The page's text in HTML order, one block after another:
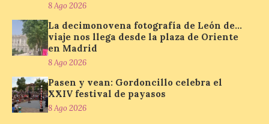
1,4 % respecto al año
pasado y un 4,6 % frente a
un periodo estándar. Por
categorías, el alojamiento
turístico concentró la mayor parte del
gasto, con un 25,9 % del total, seguido por
restauración […]
8 Ago 2026
La decimonovena fotografía de León de…
viaje nos llega desde la plaza de Oriente
en Madrid
8 Ago 2026
Pasen y vean: Gordoncillo celebra el
XXIV festival de payasos
8 Ago 2026